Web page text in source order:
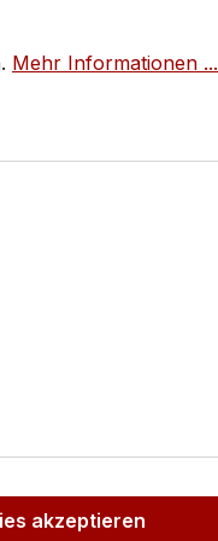
Mehr Informationen ...
akzeptieren